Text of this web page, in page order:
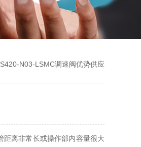
N03-LSMC调速阀优势供应
距离非常长或操作部内容量很大